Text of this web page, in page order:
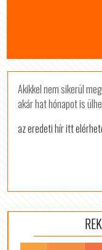
Akikkel nem sikerül
akár hat hónapot is
az eredeti hír itt